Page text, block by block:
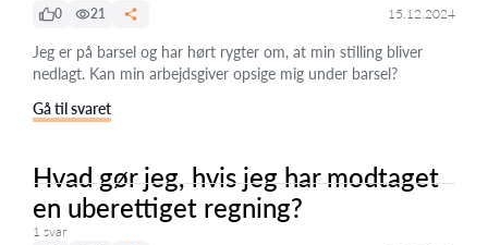
0
21 15.12.2024
Jeg er på barsel og har hørt rygter om, at min stilling bliver
nedlagt. Kan min arbejdsgiver opsige mig under barsel?
Gå til svaret
Hvad gør jeg, hvis jeg har modtaget
en uberettiget regning?
1 svar